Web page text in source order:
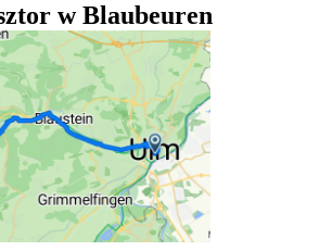
w Blaubeuren